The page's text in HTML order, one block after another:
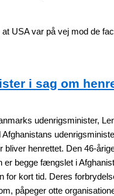
at USA var på vej mod de
i sag om
udenrigsminister,
bliver henrettet. Den 46-
er begge fængslet i
for kort tid. Deres
påpeger otte